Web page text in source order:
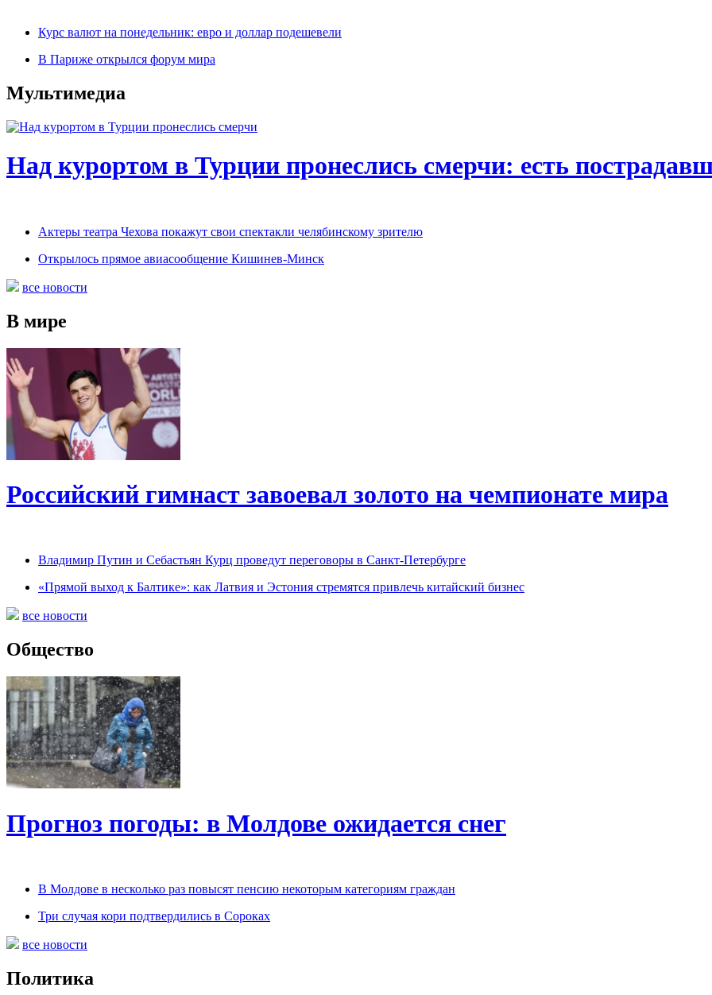
Курс валют на понедельник: евро и доллар подешевели
В Париже открылся форум мира
Мультимедиа
Над курортом в Турции пронеслись смерчи: есть
Актеры театра Чехова покажут свои спектакли челябинскому зрителю
Открылось прямое авиасообщение Кишинев-Минск
все новости
В мире
Российский гимнаст завоевал золото на чемпионате мира
Владимир Путин и Себастьян Курц проведут переговоры в Санкт-Петербурге
«Прямой выход к Балтике»: как Латвия и Эстония стремятся привлечь китайский бизнес
все новости
Общество
Прогноз погоды: в Молдове ожидается снег
В Молдове в несколько раз повысят пенсию некоторым категориям граждан
Три случая кори подтвердились в Сороках
все новости
Политика